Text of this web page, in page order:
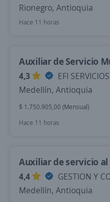
Rionegro, Antioquia
Hace 11 horas
Auxiliar de Servicio
4,3
EFI
Medellín, Antioquia
$ 1.750.905,00 (Mensual)
Hace 11 horas
Auxiliar de servicio
4,4
GESTION Y
Medellín, Antioquia